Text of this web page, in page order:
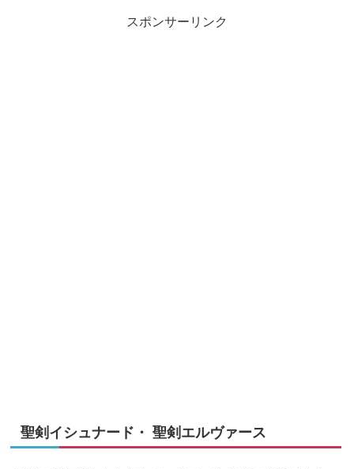
スポンサーリンク
聖剣イシュナード・ 聖剣エルヴァース